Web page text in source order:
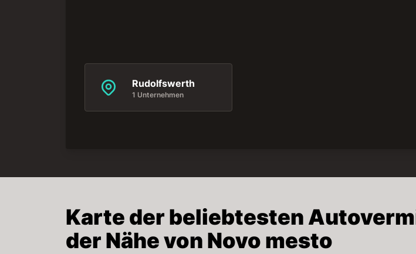
Rudolfswerth
1 Unternehmen
Karte der beliebtesten
der Nähe von Novo mesto